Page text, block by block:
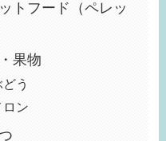
トフード（ペレッ
果物
う
ロン